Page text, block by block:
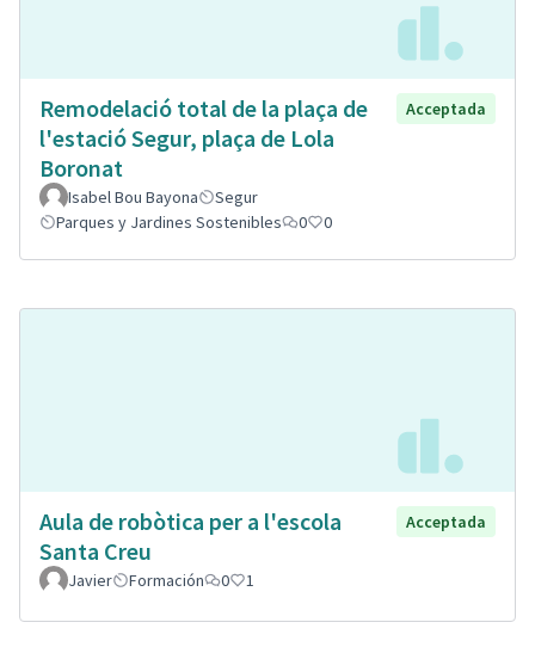
Remodelació total de la plaça de
l'estació Segur, plaça de Lola
Boronat
Acceptada
Isabel Bou Bayona
Segur
Parques y Jardines Sostenibles
0 0
Aula de robòtica per a l'escola
Santa Creu
Acceptada
Javier Formación 0 1